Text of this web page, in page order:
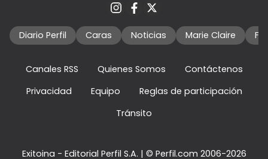
Diario Perfil Caras Noticias Marie Claire
Canales RSS Quienes Somos
Contáctenos
Privacidad
Equipo
Reglas de participación
Tránsito
Exitoina - Editorial Perfil S.A. | © Perfil.com 2006-2026